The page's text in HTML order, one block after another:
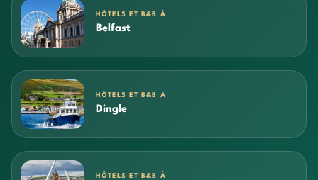
HÔTELS ET B&B À
Belfast
HÔTELS ET B&B À
Dingle
HÔTELS ET B&B À